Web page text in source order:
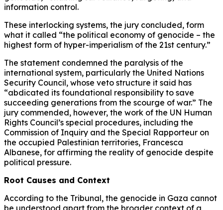
information control.
These interlocking systems, the jury concluded, form
what it called “the political economy of genocide – the
highest form of hyper-imperialism of the 21st century.”
The statement condemned the paralysis of the
international system, particularly the United Nations
Security Council, whose veto structure it said has
“abdicated its foundational responsibility to save
succeeding generations from the scourge of war.” The
jury commended, however, the work of the UN Human
Rights Council’s special procedures, including the
Commission of Inquiry and the Special Rapporteur on
the occupied Palestinian territories, Francesca
Albanese, for affirming the reality of genocide despite
political pressure.
Root Causes and Context
According to the Tribunal, the genocide in Gaza cannot
be understood apart from the broader context of a